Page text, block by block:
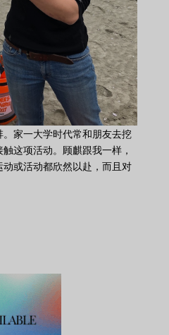
家一大学时代常和朋友去挖
这项活动。顾麒跟我一样，
或活动都欣然以赴，而且对